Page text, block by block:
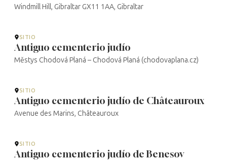
Windmill Hill, Gibraltar GX11 1AA, Gibraltar
SITIO
Antiguo cementerio judío
Městys Chodová Planá – Chodová Planá (chodovaplana.cz)
SITIO
Antiguo cementerio judío de Châteauroux
Avenue des Marins, Châteauroux
SITIO
Antiguo cementerio judío de Benesov